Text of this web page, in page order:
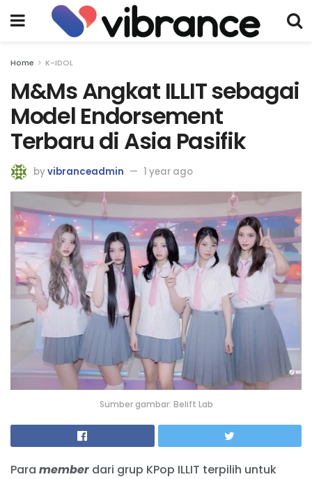
Home K-IDOL
M&Ms Angkat ILLIT sebagai
Model Endorsement
Terbaru di Asia Pasifik
byvibranceadmin 1 year ago
Sumber gambar: Belift Lab
Para memberdari grup KPop ILLIT terpilih untuk